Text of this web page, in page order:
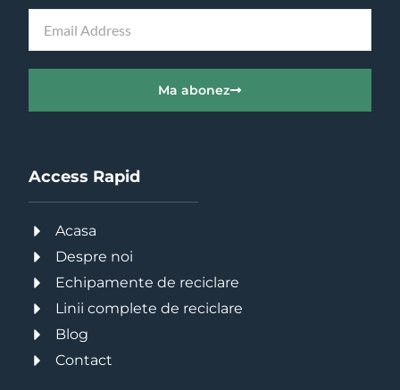
Access Rapid
Acasa
Despre noi
Echipamente de reciclare
Linii complete de reciclare
Blog
Contact
Ma abonez